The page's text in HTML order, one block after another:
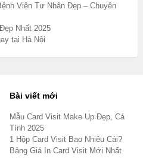
Viện Tư Nhân Đẹp – Chuyên
Nhất 2025
tại Hà Nội
Bài viết mới
Mẫu Card Visit Make Up Đẹp, Cá
Tính 2025
1 Hộp Card Visit Bao Nhiêu Cái?
Bảng Giá In Card Visit Mới Nhất